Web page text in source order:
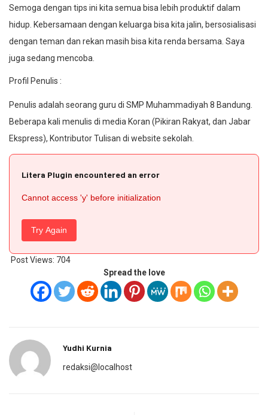
Semoga dengan tips ini kita semua bisa lebih produktif dalam
hidup. Kebersamaan dengan keluarga bisa kita jalin, bersosialisasi
dengan teman dan rekan masih bisa kita renda bersama. Saya
juga sedang mencoba.
Profil Penulis :
Penulis adalah seorang guru di SMP Muhammadiyah 8 Bandung.
Beberapa kali menulis di media Koran (Pikiran Rakyat, dan Jabar
Ekspress), Kontributor Tulisan di website sekolah.
Litera Plugin encountered an error
Cannot access 'y' before initialization
Try Again
Post Views: 704
Spread the love
Yudhi Kurnia
redaksi@localhost